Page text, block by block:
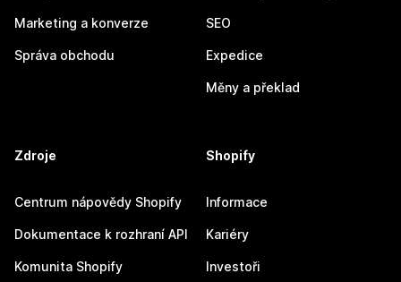
Marketing a konverze
Správa obchodu
SEO
Expedice
Měny a překlad
Zdroje
Centrum nápovědy Shopify
Dokumentace k rozhraní API
Komunita Shopify
Shopify
Informace
Kariéry
Investoři